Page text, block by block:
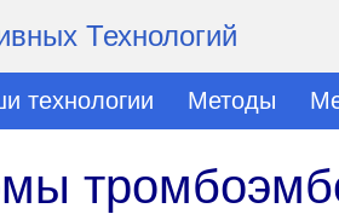
Технологий
технологии Методы